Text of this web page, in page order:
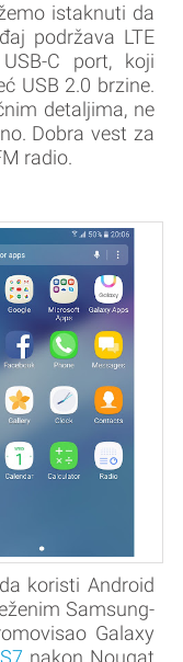
istaknuti da
podržava LTE
C port, koji
USB 2.0 brzine.
detaljima, ne
Dobra vest za
radio.
koristi Android
Samsung-
Galaxy
nakon Nougat